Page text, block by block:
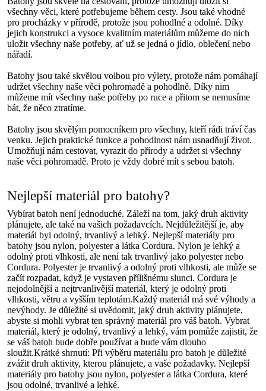
všechny věci, které potřebujeme během cesty. Jsou také vhodné
pro procházky v přírodě, protože jsou pohodlné a odolné. Díky
jejich konstrukci a vysoce kvalitním materiálům můžeme do nich
uložit všechny naše potřeby, ať už se jedná o jídlo, oblečení nebo
nářadí.
Batohy jsou také skvělou volbou pro výlety, protože nám pomáhají
udržet všechny naše věci pohromadě a pohodlně. Díky nim
můžeme mít všechny naše potřeby po ruce a přitom se nemusíme
bát, že něco ztratíme.
Batohy jsou skvělým pomocníkem pro všechny, kteří rádi tráví čas
venku. Jejich praktické funkce a pohodlnost nám usnadňují život.
Umožňují nám cestovat, vyrazit do přírody a udržet si všechny
naše věci pohromadě. Proto je vždy dobré mít s sebou batoh.
Nejlepší materiál pro batohy?
Vybírat batoh není jednoduché. Záleží na tom, jaký druh aktivity
plánujete, ale také na vašich požadavcích. Nejdůležitější je, aby
materiál byl odolný, trvanlivý a lehký. Nejlepší materiály pro
batohy jsou nylon, polyester a látka Cordura. Nylon je lehký a
odolný proti vlhkosti, ale není tak trvanlivý jako polyester nebo
Cordura. Polyester je trvanlivý a odolný proti vlhkosti, ale může se
začít rozpadat, když je vystaven přílišnému slunci. Cordura je
nejodolnější a nejtrvanlivější materiál, který je odolný proti
vlhkosti, větru a vyšším teplotám.Každý materiál má své výhody a
nevýhody. Je důležité si uvědomit, jaký druh aktivity plánujete,
abyste si mohli vybrat ten správný materiál pro váš batoh. Vybrat
materiál, který je odolný, trvanlivý a lehký, vám pomůže zajistit, že
se váš batoh bude dobře používat a bude vám dlouho
sloužit.Krátké shrnutí: Při výběru materiálu pro batoh je důležité
zvážit druh aktivity, kterou plánujete, a vaše požadavky. Nejlepší
materiály pro batohy jsou nylon, polyester a látka Cordura, které
jsou odolné, trvanlivé a lehké.